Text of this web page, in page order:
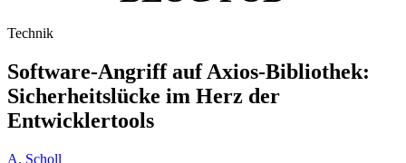
Technik
Software-Angriff auf Axios-Bibliothek:
Sicherheitslücke im Herz der
Entwicklertools
A. Scholl